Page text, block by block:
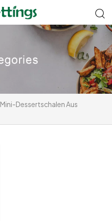
Mini-Dessertschalen Aus